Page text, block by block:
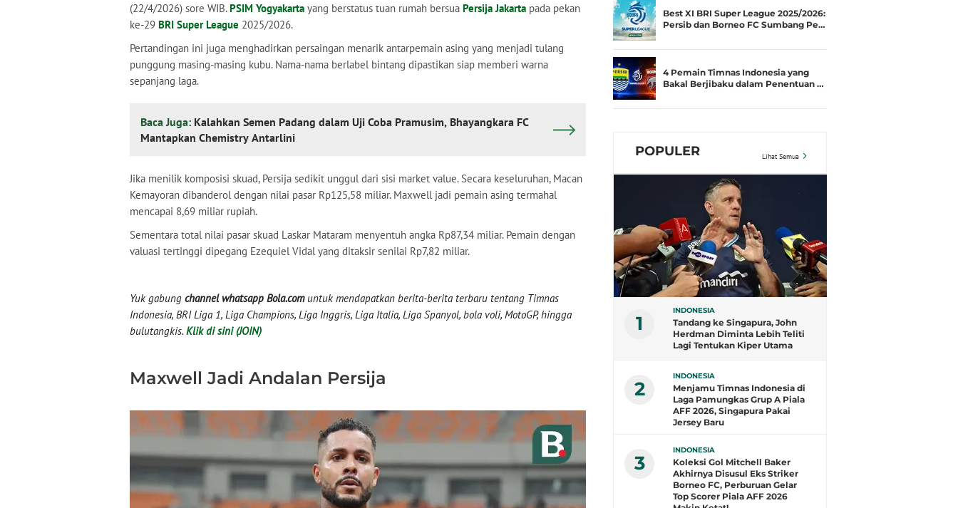
(22/4/2026) sore WIB.PSIM Yogyakarta yang berstatus tuan rumah bersua Persija Jakarta pada pekan
ke-29 BRI Super League 2025/2026.
Pertandingan ini juga menghadirkan persaingan menarik antarpemain asing yang menjadi tulang
punggung masing-masing kubu. Nama-nama berlabel bintang dipastikan siap memberi warna
sepanjang laga.
Baca Juga: Kalahkan Semen Padang dalam Uji Coba Pramusim, Bhayangkara FC
Mantapkan Chemistry Antarlini
Jika menilik komposisi skuad, Persija sedikit unggul dari sisi market value. Secara keseluruhan, Macan
Kemayoran dibanderol dengan nilai pasar Rp125,58 miliar. Maxwell jadi pemain asing termahal
mencapai 8,69 miliar rupiah.
Sementara total nilai pasar skuad Laskar Mataram menyentuh angka Rp87,34 miliar. Pemain dengan
valuasi tertinggi dipegang Ezequiel Vidal yang ditaksir senilai Rp7,82 miliar.
Yuk gabung channel whatsapp Bola.comuntuk mendapatkan berita-berita terbaru tentang Timnas
Indonesia, BRI Liga 1, Liga Champions, Liga Inggris, Liga Italia, Liga Spanyol, bola voli, MotoGP, hingga
bulutangkis. Klik di sini (JOIN)
Maxwell Jadi Andalan Persija
Best XI BRI Super League 2025/2026:
Persib dan Borneo FC Sumbang Pe…
4 Pemain Timnas Indonesia yang
Bakal Berjibaku dalam Penentuan …
POPULER Lihat Semua
1
INDONESIA
Tandang ke Singapura, John
Herdman Diminta Lebih Teliti
Lagi Tentukan Kiper Utama
2
INDONESIA
Menjamu Timnas Indonesia di
Laga Pamungkas Grup A Piala
AFF 2026, Singapura Pakai
Jersey Baru
3
INDONESIA
Koleksi Gol Mitchell Baker
Akhirnya Disusul Eks Striker
Borneo FC, Perburuan Gelar
Top Scorer Piala AFF 2026